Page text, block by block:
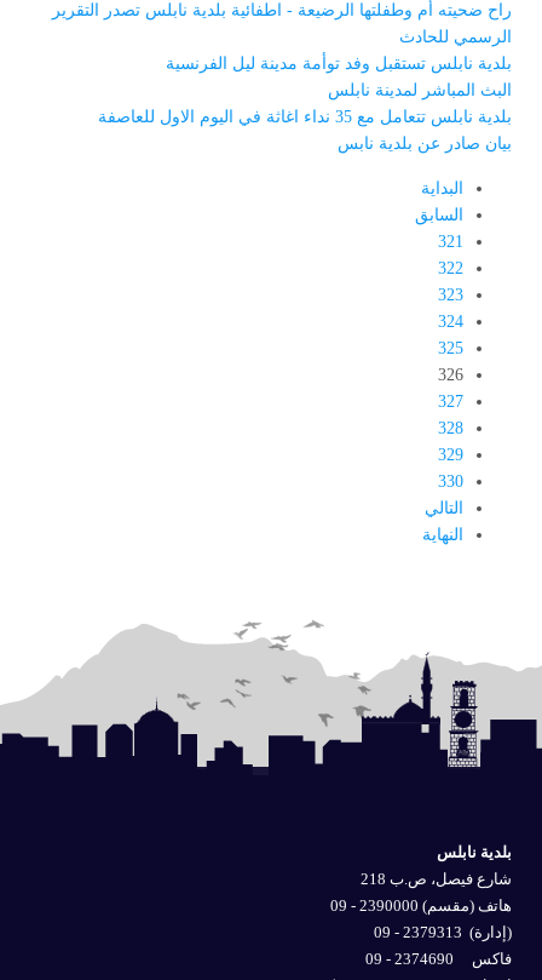
راح ضحيته أم وطفلتها الرضيعة - اطفائية بلدية نابلس تصدر التقرير
الرسمي للحادث
بلدية نابلس تستقبل وفد توأمة مدينة ليل الفرنسية
البث المباشر لمدينة نابلس
بلدية نابلس تتعامل مع 35 نداء اغاثة في اليوم الاول للعاصفة
بيان صادر عن بلدية نابس
البداية
السابق
321
322
323
324
325
326
327
328
329
330
التالي
النهاية
بلدية نابلس
شارع فيصل، ص.ب 218
هاتف (مقسم) 2390000 - 09
(إدارة)
فاكس 2374690 - 09